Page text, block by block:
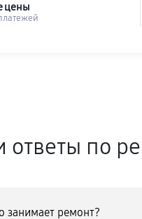
цены
по
занимает ремонт?